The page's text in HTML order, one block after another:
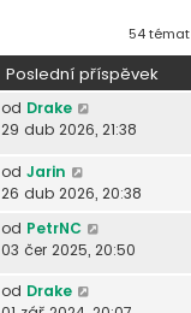
54 témat
Poslední příspěvek
od Drake
29 dub 2026, 21:38
od Jarin
26 dub 2026, 20:38
od PetrNC
03 čer 2025, 20:50
od Drake